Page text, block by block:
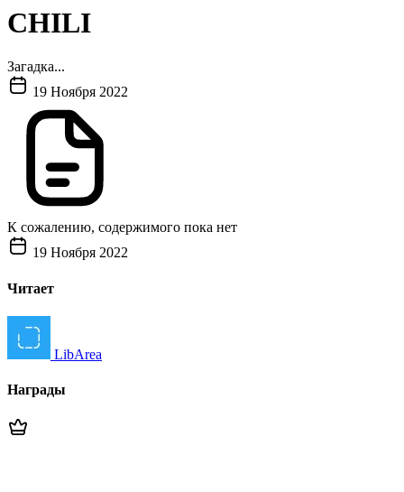
CHILI
Загадка...
19 Ноября 2022
К сожалению, содержимого пока нет
19 Ноября 2022
Читает
LibArea
Награды